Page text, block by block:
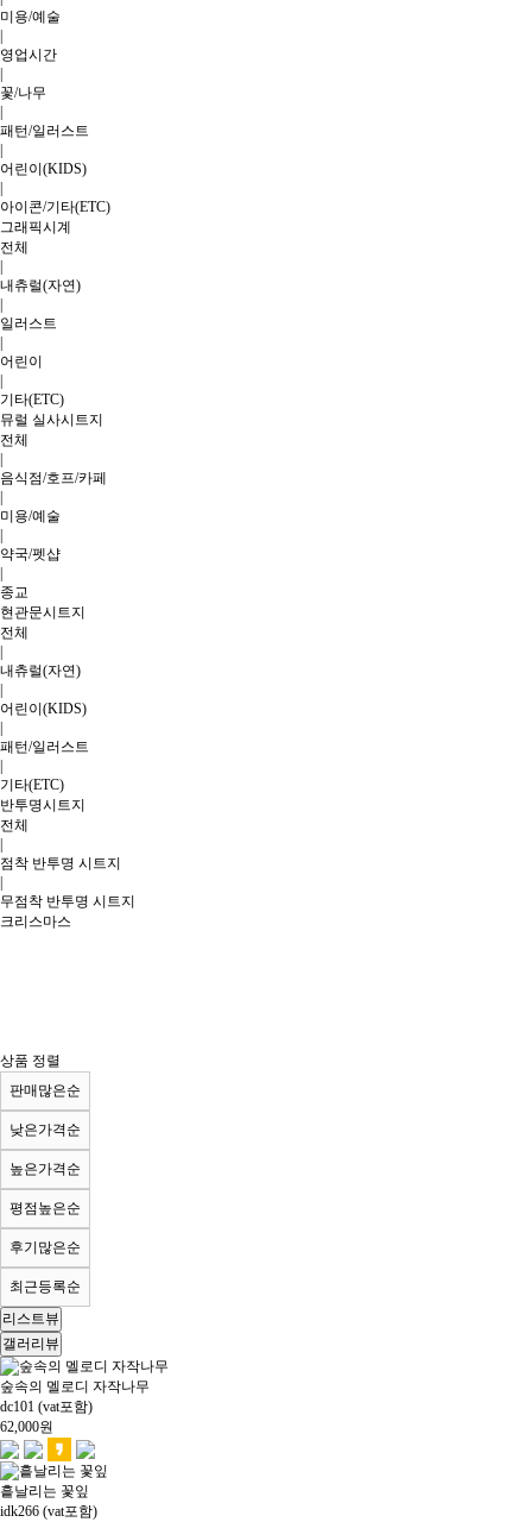
미용/예술
영업시간
꽃/나무
패턴/일러스트
어린이(KIDS)
아이콘/기타(ETC)
그래픽시계
전체
내츄럴(자연)
일러스트
어린이
기타(ETC)
뮤럴 실사시트지
전체
음식점/호프/카페
미용/예술
약국/펫샵
종교
현관문시트지
전체
내츄럴(자연)
어린이(KIDS)
패턴/일러스트
기타(ETC)
반투명시트지
전체
점착 반투명 시트지
무점착 반투명 시트지
크리스마스
상품 정렬
판매많은순
낮은가격순
높은가격순
평점높은순
후기많은순
최근등록순
리스트뷰
갤러리뷰
숲속의 멜로디 자작나무
dc101 (vat포함)
62,000원
흩날리는 꽃잎
idk266 (vat포함)